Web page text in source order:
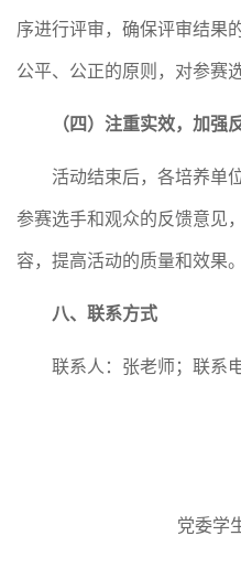
序进行评审，确保评审结果
公平、公正的原则，对参赛
（四）注重实效，加强
活动结束后，各培养单
参赛选手和观众的反馈意见
容，提高活动的质量和效果。
八、联系方式
联系人： 张老师 ； 联系
党委学